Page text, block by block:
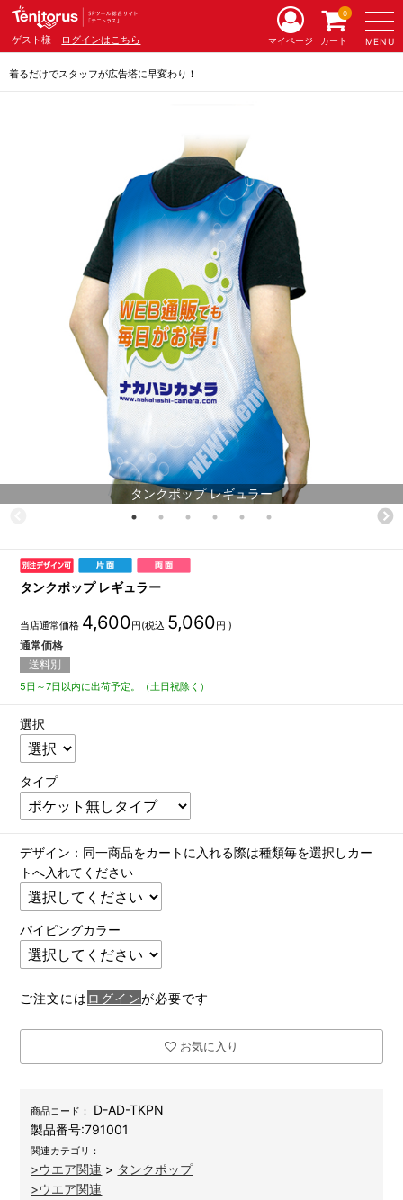
ゲスト様 ログインはこちら MENU
マイページ カート
0
着るだけでスタッフが広告塔に早変わり！
タンクポップ レギュラー
タンクポップ レギュラー
当店通常価格 4,600円(税込 5,060円 )
通常価格
送料別
5日～7日以内に出荷予定。（土日祝除く）
選択
タイプ
デザイン：同一商品をカートに入れる際は種類毎を選択しカー
トへ入れてください
パイピングカラー
ご注文には ログインが必要です
お気に入り
商品コード：
D-AD-TKPN
製品番号:791001
関連カテゴリ：
>ウエア関連 > タンクポップ
>ウエア関連